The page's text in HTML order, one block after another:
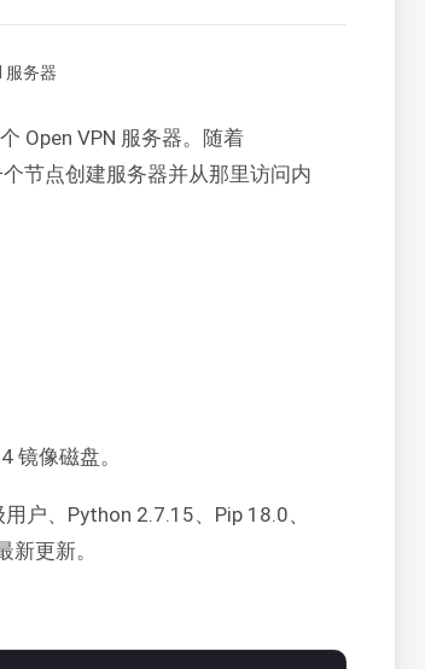
Open VPN 服务器。随着
节点创建服务器并从那里访问内
镜像磁盘。
户、Python 2.7.15、Pip 18.0、
更新。